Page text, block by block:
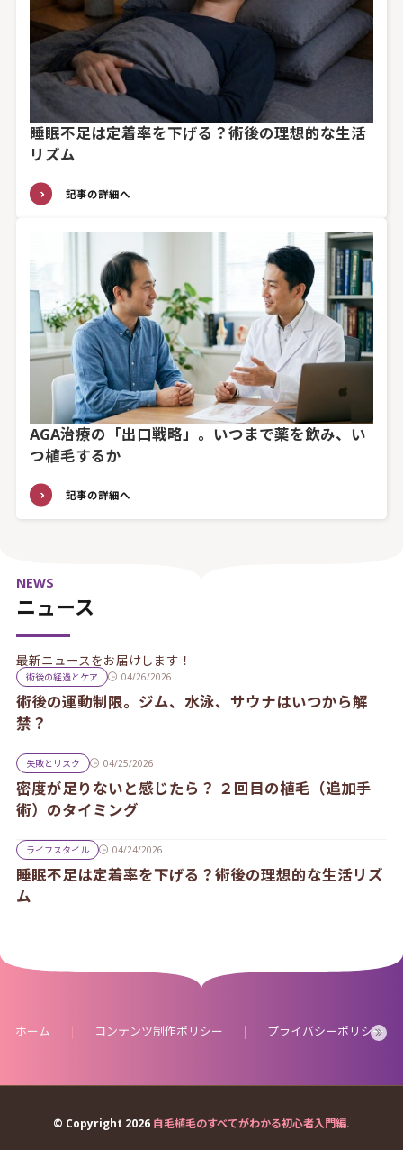
睡眠不足は定着率を下げる？術後の理想的な生活
リズム
記事の詳細へ
AGA治療の「出口戦略」。いつまで薬を飲み、い
つ植毛するか
記事の詳細へ
ニュース
NEWS
最新ニュースをお届けします！
術後の経過とケア 04/26/2026
術後の運動制限。ジム、水泳、サウナはいつから解
禁？
失敗とリスク 04/25/2026
密度が足りないと感じたら？ ２回目の植毛（追加手
術）のタイミング
ライフスタイル 04/24/2026
睡眠不足は定着率を下げる？術後の理想的な生活リズ
ム
ホーム コンテンツ制作ポリシー プライバシーポリシー
© Copyright 2026 自毛植毛のすべてがわかる初心者入門編.